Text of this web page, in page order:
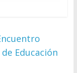
Educación